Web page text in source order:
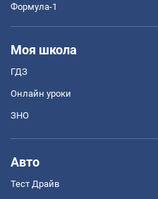
Формула-1
Моя школа
ГДЗ
Онлайн уроки
ЗНО
Авто
Тест Драйв